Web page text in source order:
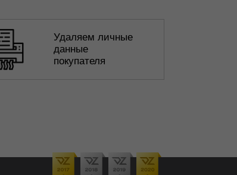
Удаляем личные
данные
покупателя